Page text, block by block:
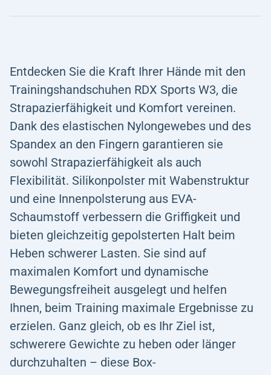
Entdecken Sie die Kraft Ihrer Hände mit den
Trainingshandschuhen RDX Sports W3, die
Strapazierfähigkeit und Komfort vereinen.
Dank des elastischen Nylongewebes und des
Spandex an den Fingern garantieren sie
sowohl Strapazierfähigkeit als auch
Flexibilität. Silikonpolster mit Wabenstruktur
und eine Innenpolsterung aus EVA-
Schaumstoff verbessern die Griffigkeit und
bieten gleichzeitig gepolsterten Halt beim
Heben schwerer Lasten. Sie sind auf
maximalen Komfort und dynamische
Bewegungsfreiheit ausgelegt und helfen
Ihnen, beim Training maximale Ergebnisse zu
erzielen. Ganz gleich, ob es Ihr Ziel ist,
schwerere Gewichte zu heben oder länger
durchzuhalten – diese Box-